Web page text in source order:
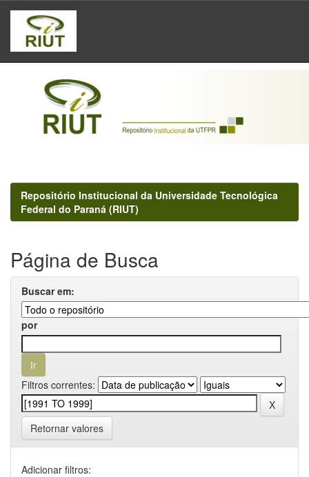
Skip
navigation
Repositório Institucional da Universidade Tecnológica
Federal do Paraná (RIUT)
Página de Busca
Buscar em:
por
Filtros correntes:
Retornar valores
Adicionar filtros: